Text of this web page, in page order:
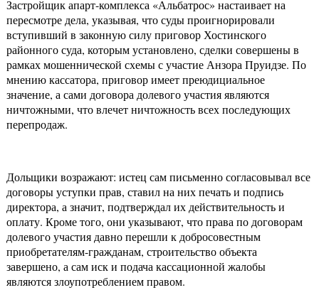
Застройщик апарт-комплекса «Альбатрос» настаивает на
пересмотре дела, указывая, что суды проигнорировали
вступивший в законную силу приговор Хостинского
районного суда, которым установлено, сделки совершены в
рамках мошеннической схемы с участие Анзора Пруидзе. По
мнению кассатора, приговор имеет преюдициальное
значение, а сами договора долевого участия являются
ничтожными, что влечет ничтожность всех последующих
перепродаж.
Дольщики возражают: истец сам письменно согласовывал все
договоры уступки прав, ставил на них печать и подпись
директора, а значит, подтверждал их действительность и
оплату. Кроме того, они указывают, что права по договорам
долевого участия давно перешли к добросовестным
приобретателям-гражданам, строительство объекта
завершено, а сам иск и подача кассационной жалобы
являются злоупотреблением правом.